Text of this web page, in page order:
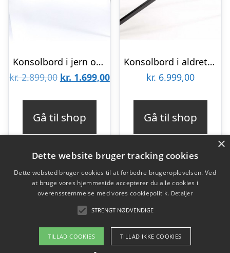
Konsolbord i jern og marmor 120 x 36 cm – Sort/Brun
kr.2.899,00 Den
kr. 1.699,00Den
Gå til shop
Konsolbord i aldret egetræ og metal B140 cm – Antik sort/Pigmenteret
kr. 6.999,00
Gå til shop
Varekategorier
Copyright 2026 - Pilanto Aps
×
Dette website bruger tracking cookies
Dette websted bruger cookies til at forbedre brugeroplevelsen. Ved
at bruge vores hjemmeside accepterer du alle cookies i
overensstemmelse med vores cookiepolitik. Detaljer
STRENGT NØDVENDIGE
TILLAD COOKIES TILLAD IKKE COOKIES